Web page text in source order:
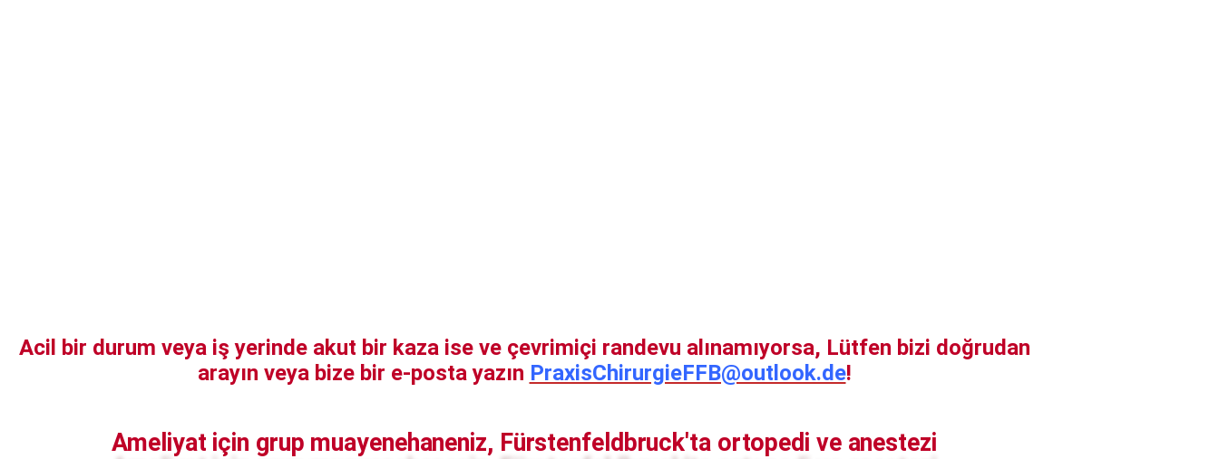
Acil bir durum veya iş yerinde akut bir kaza ise ve çevrimiçi randevu alınamıyorsa, Lütfen bizi doğrudan
arayın veya bize bir e-posta yazın PraxisChirurgieFFB@outlook.de!
Ameliyat için grup muayenehaneniz, Fürstenfeldbruck'ta ortopedi ve anestezi